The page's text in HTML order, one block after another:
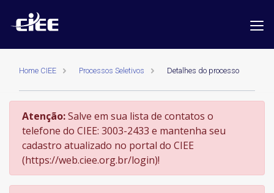
Home CIEE Processos Seletivos Detalhes do processo
Atenção:Salve em sua lista de contatos o
telefone do CIEE: 3003-2433 e mantenha seu
cadastro atualizado no portal do CIEE
(https://web.ciee.org.br/login)!